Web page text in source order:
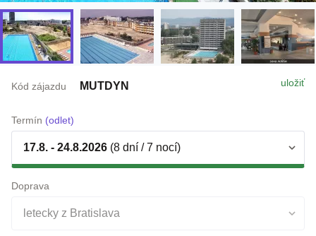
uložiť
Kód zájazdu MUTDYN
Termín(odlet)
17.8. - 24.8.2026
letecky z Bratislava
Stravovanie